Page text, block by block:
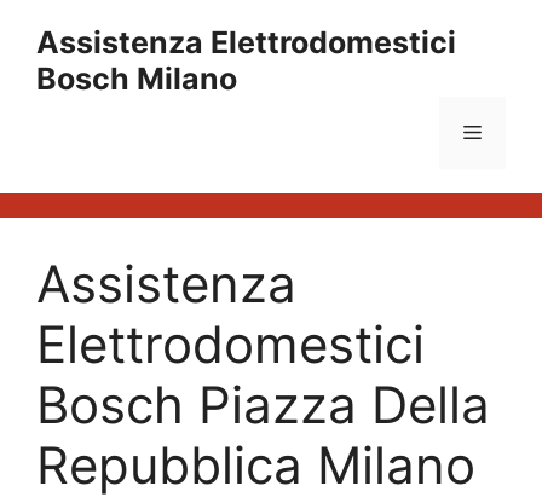
contenuto
Assistenza Elettrodomestici
Bosch Milano
Menu
Assistenza
Elettrodomestici
Bosch Piazza Della
Repubblica Milano